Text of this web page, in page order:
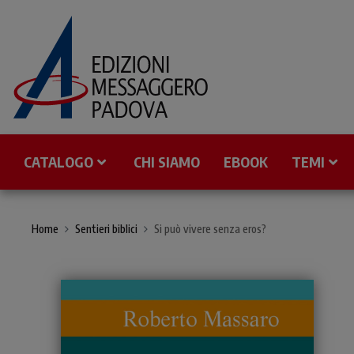
CATALOGO CHI SIAMO EBOOK TEMI
Home Sentieri biblici Si può vivere senza eros?